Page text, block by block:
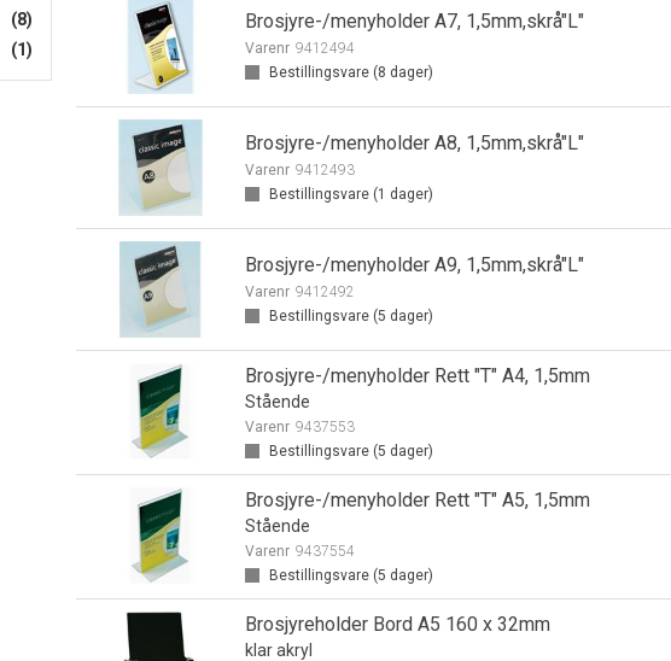
(8)
(1)
Brosjyre-/menyholder A7, 1,5mm,skrå"L"
Varenr 9412494
Bestillingsvare (8 dager)
Brosjyre-/menyholder A8, 1,5mm,skrå"L"
Varenr 9412493
Bestillingsvare (1 dager)
Brosjyre-/menyholder A9, 1,5mm,skrå"L"
Varenr 9412492
Bestillingsvare (5 dager)
Brosjyre-/menyholder Rett "T" A4, 1,5mm
Stående
Varenr 9437553
Bestillingsvare (5 dager)
Brosjyre-/menyholder Rett "T" A5, 1,5mm
Stående
Varenr 9437554
Bestillingsvare (5 dager)
Brosjyreholder Bord A5 160 x 32mm
klar akryl